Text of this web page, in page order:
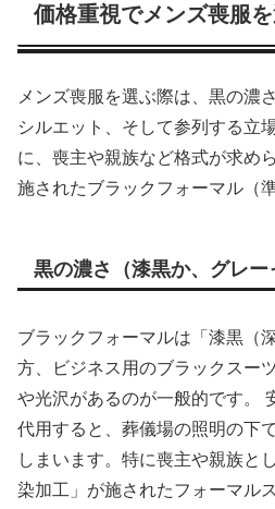
価格重視でメンズ喪服
メンズ喪服を選ぶ際は、黒の濃
シルエット、そして参列する立
に、喪主や親族など格式が求め
施されたブラックフォーマル（
黒の濃さ（漆黒か、グレー
ブラックフォーマルは「漆黒（
方、ビジネス用のブラックスー
や光沢があるのが一般的です。
代用すると、葬儀場の照明の下
しまいます。特に喪主や親族と
染加工」が施されたフォーマル